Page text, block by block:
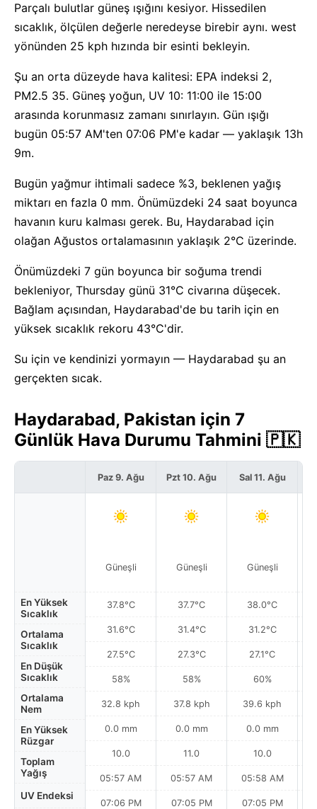
Parçalı bulutlar güneş ışığını kesiyor. Hissedilen
sıcaklık, ölçülen değerle neredeyse birebir aynı. west
yönünden 25 kph hızında bir esinti bekleyin.
Şu an orta düzeyde hava kalitesi: EPA indeksi 2,
PM2.5 35. Güneş yoğun, UV 10: 11:00 ile 15:00
arasında korunmasız zamanı sınırlayın. Gün ışığı
bugün 05:57 AM'ten 07:06 PM'e kadar — yaklaşık 13h
9m.
Bugün yağmur ihtimali sadece %3, beklenen yağış
miktarı en fazla 0 mm. Önümüzdeki 24 saat boyunca
havanın kuru kalması gerek. Bu, Haydarabad için
olağan Ağustos ortalamasının yaklaşık 2°C üzerinde.
Önümüzdeki 7 gün boyunca bir soğuma trendi
bekleniyor, Thursday günü 31°C civarına düşecek.
Bağlam açısından, Haydarabad'de bu tarih için en
yüksek sıcaklık rekoru 43°C'dir.
Su için ve kendinizi yormayın — Haydarabad şu an
gerçekten sıcak.
Haydarabad, Pakistan için 7
Günlük Hava Durumu Tahmini 🇵🇰
En Yüksek
Sıcaklık
Ortalama
Sıcaklık
En Düşük
Sıcaklık
Ortalama
Nem
En Yüksek
Rüzgar
Toplam
Yağış
UV Endeksi
Paz 9. Ağu
Güneşli
37.8°C
31.6°C
27.5°C
58%
32.8 kph
0.0 mm
10.0
05:57 AM
07:06 PM
Pzt 10. Ağu
Güneşli
37.7°C
31.4°C
27.3°C
58%
37.8 kph
0.0 mm
11.0
05:57 AM
07:05 PM
Sal 11. Ağu
Güneşli
38.0°C
31.2°C
27.1°C
60%
39.6 kph
0.0 mm
10.0
05:58 AM
07:05 PM